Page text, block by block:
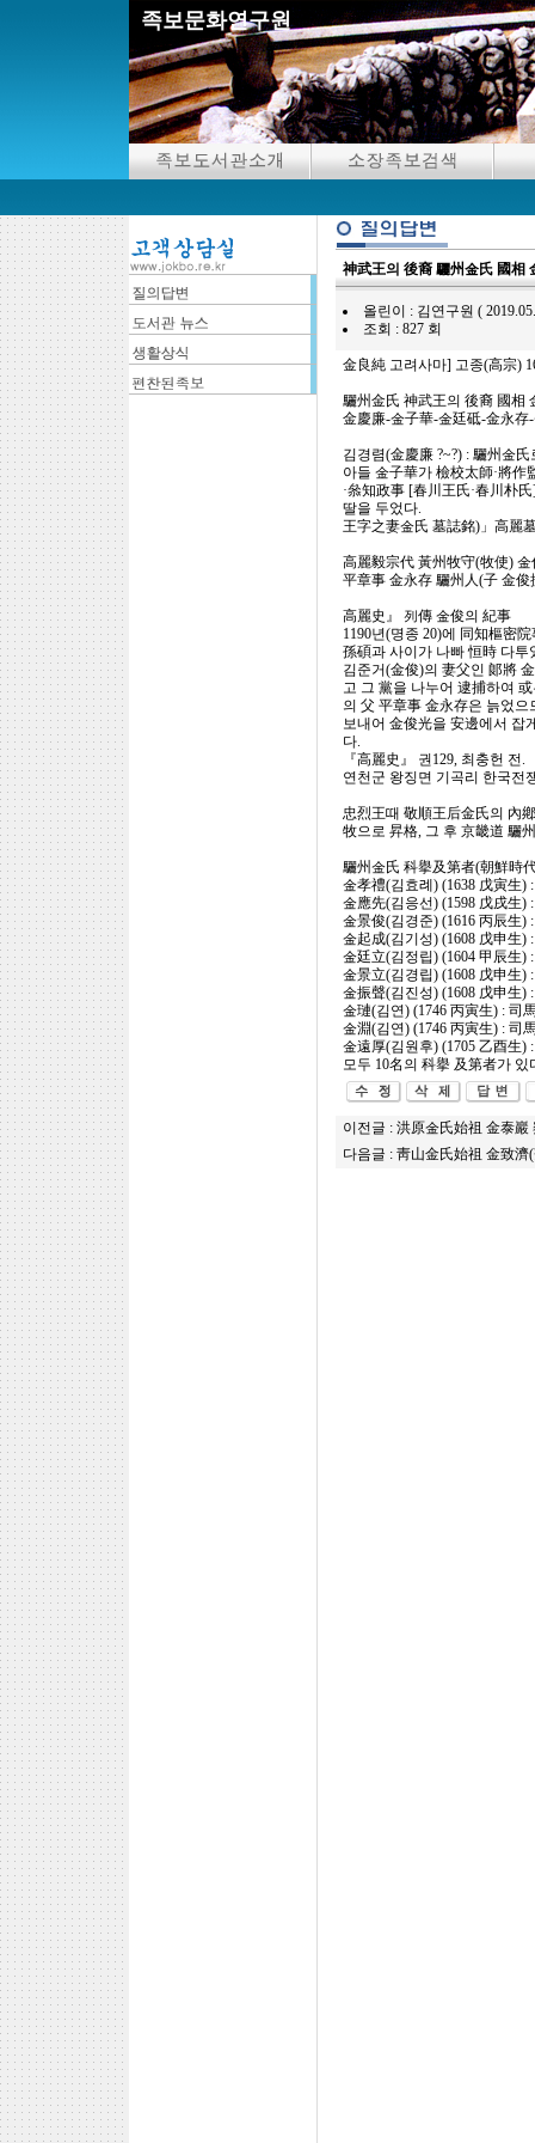
족보문화연구원
神武王의 後裔 驪州金氏 國相
올린이 : 김연구원 (
조회 : 827 회
金良純 고려사마] 고종(高宗)
驪州金氏 神武王의 後裔 國相
金慶廉-金子華-金廷砥-金永存
김경렴(金慶廉 ?~?) : 驪州金
아들 金子華가 檢校太師·將
·叅知政事 [春川王氏·春川朴
딸을 두었다.
王字之妻金氏 墓誌銘)」高麗
高麗毅宗代 黃州牧守(牧使)
平章事 金永存 驪州人(子 金
高麗史』 列傳 金俊의 紀事
1190년(명종 20)에 同知樞密
孫碩과 사이가 나빠 恒時 다
김준거(金俊)의 妻父인 郞將
고 그 黨을 나누어 逮捕하여
의 父 平章事 金永存은 늙었
보내어 金俊光을 安邊에서 잡
다.
『高麗史』 권129, 최충헌 전.
연천군 왕징면 기곡리 한국전
忠烈王때 敬順王后金氏의 內
牧으로 昇格, 그 후 京畿道 驪
驪州金氏 科擧及第者(朝鮮時
金孝禮(김효례) (1638 戊寅生)
金應先(김응선) (1598 戊戌生)
金景俊(김경준) (1616 丙辰生)
金起成(김기성) (1608 戊申生)
金廷立(김정립) (1604 甲辰生)
金景立(김경립) (1608 戊申生)
金振聲(김진성) (1608 戊申生)
金璉(김연) (1746 丙寅生) : 司
金淵(김연) (1746 丙寅生) : 司
金遠厚(김원후) (1705 乙酉生
모두 10名의 科擧 及第者가 있
이전글 : 洪原金氏始祖 金泰巖
다음글 : 靑山金氏始祖 金致濟